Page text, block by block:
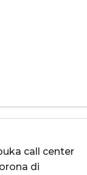
call center
di